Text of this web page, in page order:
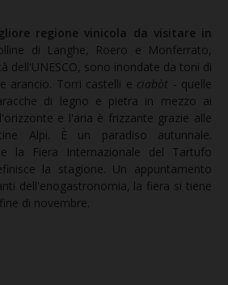
regione vinicola da visitare in
di Langhe, Roero e Monferrato,
dell'UNESCO, sono inondate da toni di
arancio. Torri castelli e ciabòt - quelle
di legno e pietra in mezzo ai
e l'aria è frizzante grazie alle
Alpi. È un paradiso autunnale.
la Fiera Internazionale del Tartufo
la stagione. Un appuntamento
dell'enogastronomia, la fiera si tiene
di novembre.